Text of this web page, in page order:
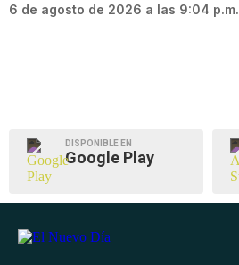
6 de agosto de 2026 a las 9:04 p.m.
DISPONIBLE EN
Google Play